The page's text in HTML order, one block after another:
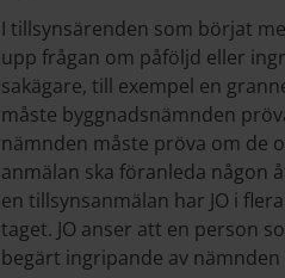
I tillsynsärenden som börjat
upp frågan om påföljd eller
sakägare, till exempel en
måste byggnadsnämnden
nämnden måste pröva om de
anmälan ska föranleda någon
en tillsynsanmälan har JO i
taget. JO anser att en person
begärt ingripande av